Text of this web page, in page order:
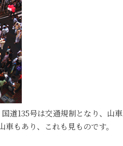
道135号は交通規制となり、
もあり、これも見ものです。